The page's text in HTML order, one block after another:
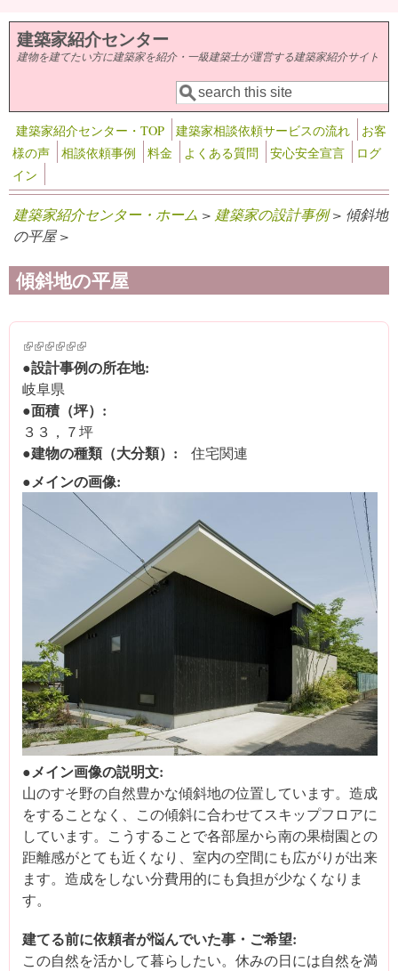
メインコンテンツに移動
建築家紹介センター
建物を建てたい方に建築家を紹介・一級建築士が運営する建築家紹介サイト
検索フォーム
検索
建築家紹介センター・TOP 建築家相談依頼サービスの流れ
お客
様の声
相談依頼事例 料金 よくある質問 安心安全宣言
ログ
イン
建築家紹介センター・ホーム > 建築家の設計事例> 傾斜地
の平屋 >
傾斜地の平屋
(link is external)
(link is external)
(link is external)
(link is external)
(link is external)
(link is external)
●設計事例の所在地:
岐阜県
●面積（坪）:
３３，７坪
●建物の種類（大分類）: 住宅関連
●メインの画像:
●メイン画像の説明文:
山のすそ野の自然豊かな傾斜地の位置しています。造成
をすることなく、この傾斜に合わせてスキップフロアに
しています。こうすることで各部屋から南の果樹園との
距離感がとても近くなり、室内の空間にも広がりが出来
ます。造成をしない分費用的にも負担が少なくなりま
す。
建てる前に依頼者が悩んでいた事・ご希望:
この自然を活かして暮らしたい。休みの日には自然を満